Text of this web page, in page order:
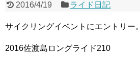
2016/4/19 ライド日記
サイクリングイベントにエントリー。
2016佐渡島ロングライド210